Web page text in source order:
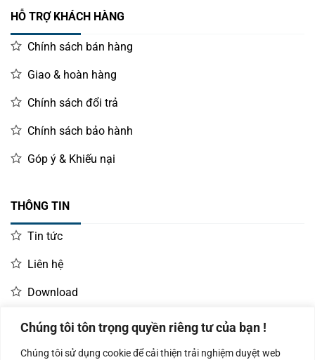
Chúng tôi tôn trọng quyền riêng tư của bạn !
Chúng tôi sử dụng cookie để cải thiện trải nghiệm duyệt web
HỖ TRỢ KHÁCH HÀNG
Chính sách bán hàng
Giao & hoàn hàng
Chính sách đổi trả
Chính sách bảo hành
Góp ý & Khiếu nại
THÔNG TIN
Tin tức
Liên hệ
Download
LIÊN HỆ MUA HÀNG